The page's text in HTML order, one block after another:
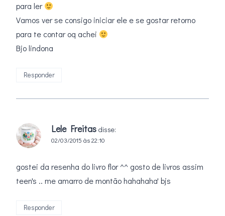
para ler
Vamos ver se consigo iniciar ele e se gostar retorno
para te contar oq achei
Bjo lindona
Responder
Lele Freitas disse:
02/03/2015 às 22:10
gostei da resenha do livro flor ^^ gosto de livros assim
teen's .. me amarro de montão hahahaha' bjs
Responder